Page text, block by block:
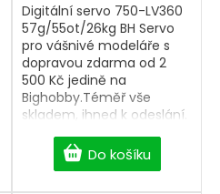
Do košíku
Digitální servo 750-LV360
57g/55ot/26kg BH Servo
pro vášnivé modeláře s
dopravou zdarma od 2
500 Kč jedině na
Bighobby.Téměř vše
skladem, ihned k odeslání.